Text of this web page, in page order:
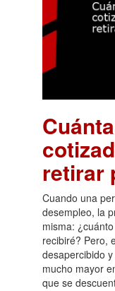
retirar
Cuando una
desempleo, la
misma:
recibiré? Pero,
desapercibido
mucho mayor
que se